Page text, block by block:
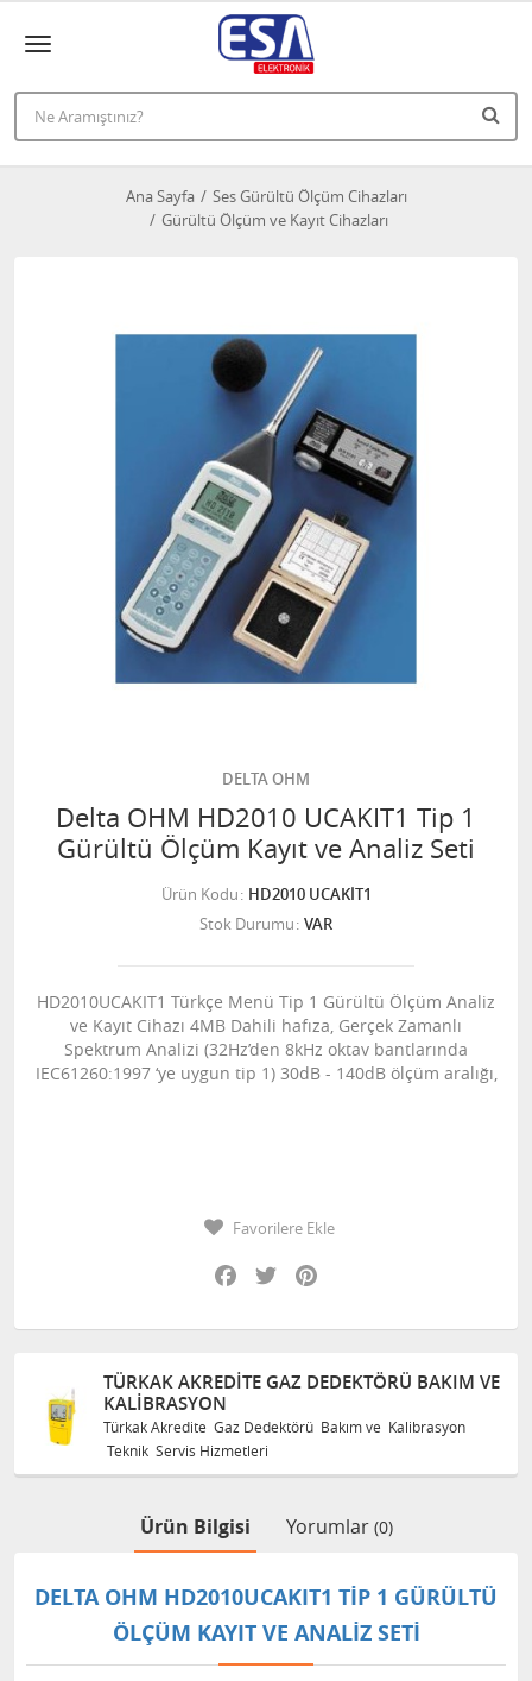
Ana Sayfa
Ses Gürültü Ölçüm Cihazları
Gürültü Ölçüm ve Kayıt Cihazları
DELTA OHM
Delta OHM HD2010 UCAKIT1 Tip 1
Gürültü Ölçüm Kayıt ve Analiz Seti
Ürün Kodu HD2010 UCAKİT1
Stok Durumu VAR
HD2010UCAKIT1 Türkçe Menü Tip 1 Gürültü Ölçüm Analiz
ve Kayıt Cihazı 4MB Dahili hafıza, Gerçek Zamanlı
Spektrum Analizi (32Hz’den 8kHz oktav bantlarında
IEC61260:1997 ‘ye uygun tip 1) 30dB - 140dB ölçüm aralığı,
Favorilere Ekle
Facebook
Twitter
TÜRKAK AKREDITE GAZ DEDEKTÖRÜ BAKIM VE
KALIBRASYON
Türkak Akredite Gaz Dedektörü Bakım ve Kalibrasyon
Teknik Servis Hizmetleri
Ürün Bilgisi Yorumlar (0)
DELTA OHM HD2010UCAKIT1 TIP 1 GÜRÜLTÜ
ÖLÇÜM KAYIT VE ANALIZ SETI